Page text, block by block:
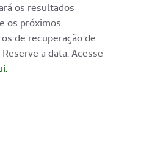
os resultados
os próximos
de recuperação de
a data. Acesse
.